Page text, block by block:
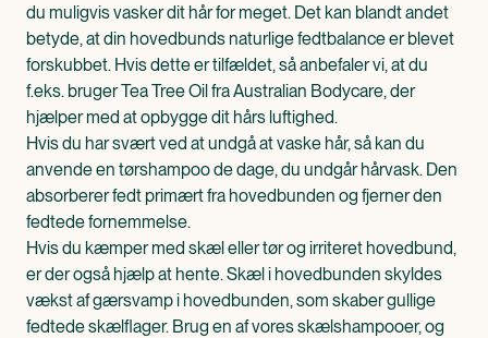
du muligvis vasker dit hår for meget. Det kan blandt andet
betyde, at din hovedbunds naturlige fedtbalance er blevet
forskubbet. Hvis dette er tilfældet, så anbefaler vi, at du
f.eks. bruger Tea Tree Oil fra Australian Bodycare, der
hjælper med at opbygge dit hårs luftighed.
Hvis du har svært ved at undgå at vaske hår, så kan du
anvende en tørshampoo de dage, du undgår hårvask. Den
absorberer fedt primært fra hovedbunden og fjerner den
fedtede fornemmelse.
Hvis du kæmper med skæl eller tør og irriteret hovedbund,
er der også hjælp at hente. Skæl i hovedbunden skyldes
vækst af gærsvamp i hovedbunden, som skaber gullige
fedtede skælflager. Brug en af vores skælshampooer, og